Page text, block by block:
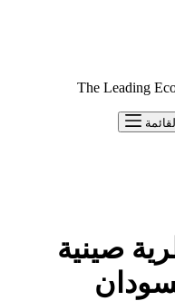
The Leading
القائمة
صينية